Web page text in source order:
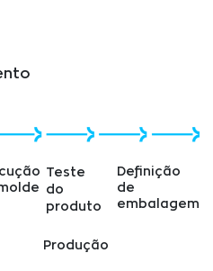
Teste
do
produto
Definição
de
embalagem
Produção